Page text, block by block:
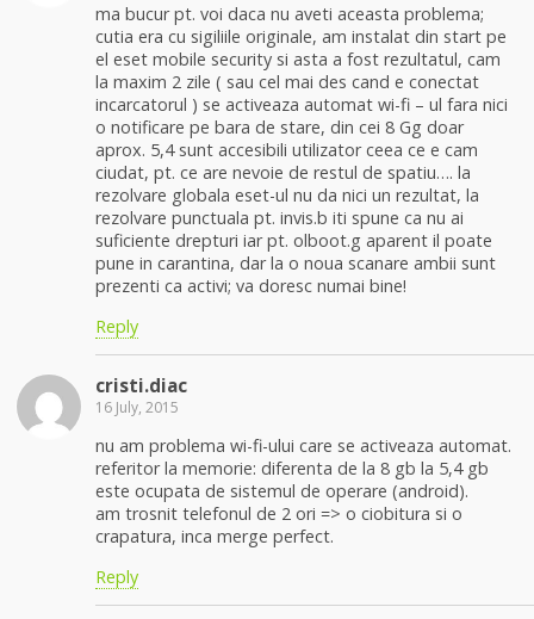
ma bucur pt. voi daca nu aveti aceasta problema;
cutia era cu sigiliile originale, am instalat din start pe
el eset mobile security si asta a fost rezultatul, cam
la maxim 2 zile ( sau cel mai des cand e conectat
incarcatorul ) se activeaza automat wi-fi – ul fara nici
o notificare pe bara de stare, din cei 8 Gg doar
aprox. 5,4 sunt accesibili utilizator ceea ce e cam
ciudat, pt. ce are nevoie de restul de spatiu…. la
rezolvare globala eset-ul nu da nici un rezultat, la
rezolvare punctuala pt. invis.b iti spune ca nu ai
suficiente drepturi iar pt. olboot.g aparent il poate
pune in carantina, dar la o noua scanare ambii sunt
prezenti ca activi; va doresc numai bine!
Reply
cristi.diac
16 July, 2015
nu am problema wi-fi-ului care se activeaza automat.
referitor la memorie: diferenta de la 8 gb la 5,4 gb
este ocupata de sistemul de operare (android).
am trosnit telefonul de 2 ori => o ciobitura si o
crapatura, inca merge perfect.
Reply